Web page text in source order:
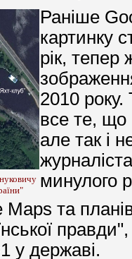
Раніше
картинку
рік, тепер
2010 року.
все те, що
але так і
минулого
та
у державі.